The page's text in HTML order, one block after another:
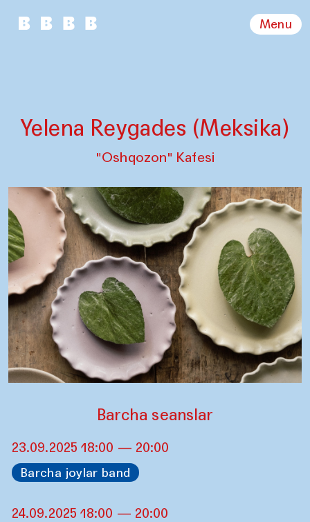
Menu
Yelena Reygades (Meksika)
"Oshqozon" Kafesi
Barcha seanslar
23.09.2025 18:00 — 20:00
Barcha joylar band
24.09.2025 18:00 — 20:00